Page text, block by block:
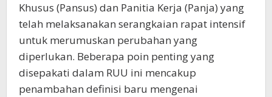
Khusus (Pansus) dan Panitia Kerja (Panja) yang
telah melaksanakan serangkaian rapat intensif
untuk merumuskan perubahan yang
diperlukan. Beberapa poin penting yang
disepakati dalam RUU ini mencakup
penambahan definisi baru mengenai